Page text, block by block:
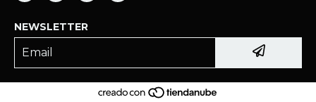
NEWSLETTER